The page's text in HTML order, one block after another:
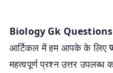
Biology Gk
आर्टिकल में हम आपके के लिए
महत्वपूर्ण प्रश्न उत्तर उपलब्ध